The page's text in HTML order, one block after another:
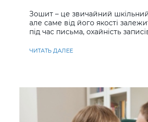
Зошит – це звичайний
але саме від його якості
під час письма, охайність
ЧИТАТЬ ДАЛЕЕ